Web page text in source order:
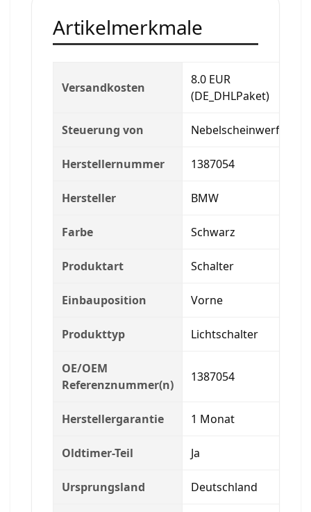
Artikelmerkmale
Versandkosten
8.0 EUR
(DE_DHLPaket)
Steuerung von Nebelscheinwerfer
Herstellernummer 1387054
Hersteller BMW
Farbe Schwarz
Produktart Schalter
Einbauposition Vorne
Produkttyp Lichtschalter
OE/OEM
Referenznummer(n)
1387054
Herstellergarantie 1 Monat
Oldtimer-Teil Ja
Ursprungsland Deutschland